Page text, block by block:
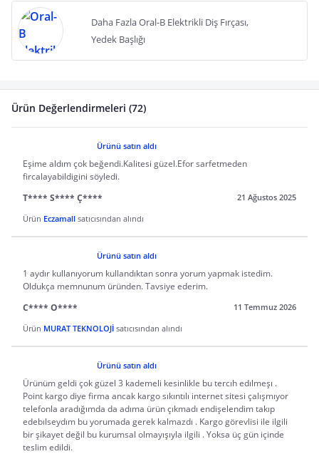
Daha Fazla Oral-B Elektrikli Diş Fırçası,
Yedek Başlığı
Ürün Değerlendirmeleri (72)
Ürünü satın aldı
Eşime aldım çok beğendi.Kalitesi güzel.Efor sarfetmeden
fircalayabildigini söyledi.
T**** S**** Ç****
21 Ağustos 2025
Ürün Eczamall satıcısından alındı
Ürünü satın aldı
1 aydır kullanıyorum kullandıktan sonra yorum yapmak istedim.
Oldukça memnunum üründen. Tavsiye ederim.
C**** O****
11 Temmuz 2026
Ürün MURAT TEKNOLOJİ satıcısından alındı
Ürünü satın aldı
Ürünüm geldi çok güzel 3 kademeli kesinlikle bu tercıh edılmeşı .
Point kargo diye firma ancak kargo sıkıntılı internet sitesi çalışmıyor
telefonla aradığımda da adıma ürün çıkmadı endişelendim takıp
edebılseydım bu yorumada gerek kalmazdı . Kargo görevlisi ile ilgili
bir şikayet değil bu kurumsal olmayışıyla ilgili . Yoksa üç gün içinde
teslim edildi.